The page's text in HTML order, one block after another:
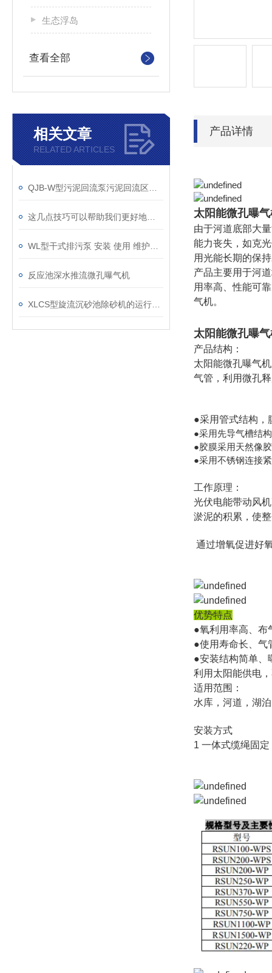
生态浮岛
查看全部
相关文章
RELATED ARTICLES
反应池深水推流微孔曝气机
产品详情
太阳能微孔曝
由于河道底部大
能力丧失，如克
用光能长期的保
产品主要用于河
用率高、性能可
气机。
太阳能微孔曝
产品结构：
太阳能微孔曝气
气管，利用微孔
●采用管式结构，
●采用先导气槽结
●胶膜采用天然像
●采用不锈钢连接
工作原理：
光伏电能带动风
淤泥的积累，使
通过增氧促进好
优势特点
●氧利用率高、布
●使用寿命长、气
●安装结构简单、
利用太阳能供电
适用范围：
水库，河道，湖
安装方式
1 一体式缆绳固